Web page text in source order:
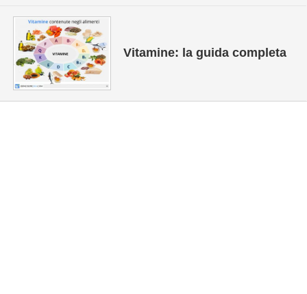
Vitamine: la guida completa